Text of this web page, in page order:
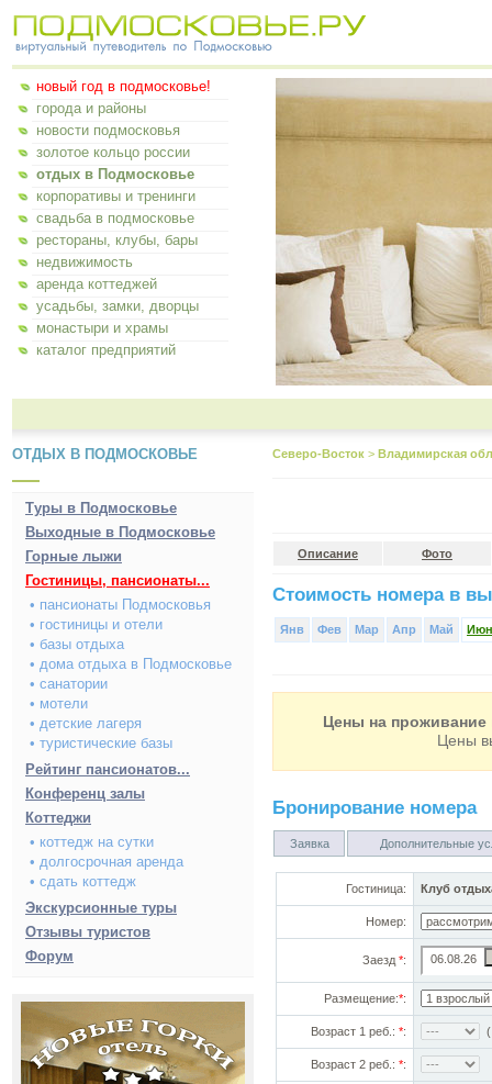
новый год в подмосковье!
города и районы
новости подмосковья
золотое кольцо россии
отдых в Подмосковье
корпоративы и тренинги
свадьба в подмосковье
рестораны, клубы, бары
недвижимость
аренда коттеджей
усадьбы, замки, дворцы
монастыри и храмы
каталог предприятий
ОТДЫХ В ПОДМОСКОВЬЕ
Туры в Подмосковье
Выходные в Подмосковье
Горные лыжи
Гостиницы, пансионаты...
• пансионаты Подмосковья
• гостиницы и отели
• базы отдыха
• дома отдыха в Подмосковье
• санатории
• мотели
• детские лагеря
• туристические базы
Рейтинг пансионатов...
Конференц залы
Коттеджи
• коттедж на сутки
• долгосрочная аренда
• сдать коттедж
Экскурсионные туры
Отзывы туристов
Форум
Северо-Восток > Владимирская
Описание Фото
Стоимость номера в
Янв Фев Мар Апр Май Июн
Цены на проживание
Цены
Бронирование номера
Заявка Дополнительные
Гостиница: Клуб
Номер:
Заезд *:
Размещение:*:
Возраст 1 реб.: *:
Возраст 2 реб.: *: